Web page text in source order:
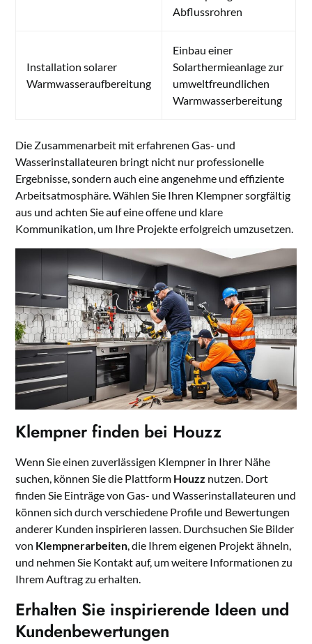
Abflussrohren
Installation solarer
Warmwasseraufbereitung
Einbau einer
Solarthermieanlage zur
umweltfreundlichen
Warmwasserbereitung
Die Zusammenarbeit mit erfahrenen Gas- und
Wasserinstallateuren bringt nicht nur professionelle
Ergebnisse, sondern auch eine angenehme und effiziente
Arbeitsatmosphäre. Wählen Sie Ihren Klempner sorgfältig
aus und achten Sie auf eine offene und klare
Kommunikation, um Ihre Projekte erfolgreich umzusetzen.
Klempner finden bei Houzz
Wenn Sie einen zuverlässigen Klempner in Ihrer Nähe
suchen, können Sie die Plattform Houzz nutzen. Dort
finden Sie Einträge von Gas- und Wasserinstallateuren und
können sich durch verschiedene Profile und Bewertungen
anderer Kunden inspirieren lassen. Durchsuchen Sie Bilder
von Klempnerarbeiten, die Ihrem eigenen Projekt ähneln,
und nehmen Sie Kontakt auf, um weitere Informationen zu
Ihrem Auftrag zu erhalten.
Erhalten Sie inspirierende Ideen und
Kundenbewertungen